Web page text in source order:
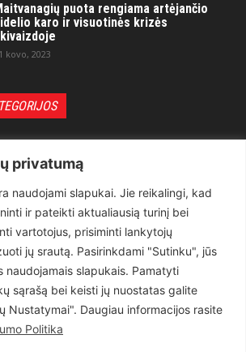
privatumą
naudojami slapukai. Jie reikalingi, kad
ir pateikti aktualiausią turinį bei
vartotojus, prisiminti lankytojų
jų srautą. Pasirinkdami "Sutinku", jūs
naudojamais slapukais. Pamatyti
sąrašą bei keisti jų nuostatas galite
Nustatymai". Daugiau informacijos rasite
Politika
puota rengiama artėjančio
karo ir visuotinės krizės
kovo, 2023
1497
619